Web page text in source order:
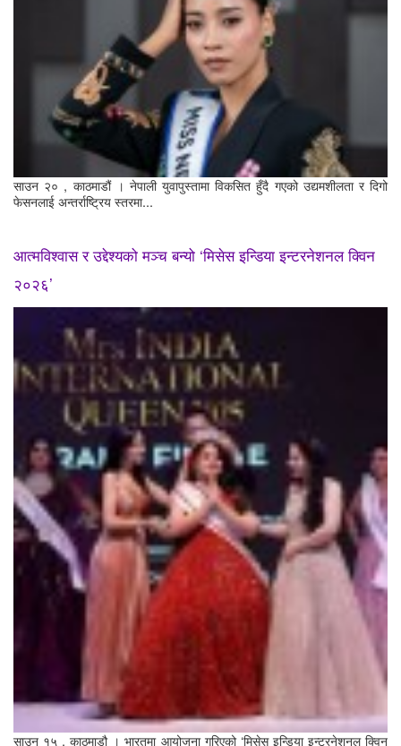
साउन २० , काठमाडौं । नेपाली युवापुस्तामा विकसित हुँदै गएको उद्यमशीलता र दिगो
फेसनलाई अन्तर्राष्ट्रिय स्तरमा...
आत्मविश्वास र उद्देश्यको मञ्च बन्यो ‘मिसेस इन्डिया इन्टरनेशनल क्विन
२०२६’
साउन १५ , काठमाडौ । भारतमा आयोजना गरिएको ‘मिसेस इन्डिया इन्टरनेशनल क्विन